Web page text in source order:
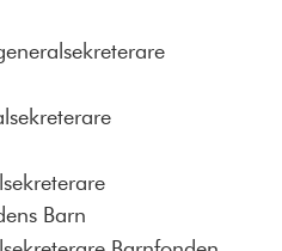
Barn